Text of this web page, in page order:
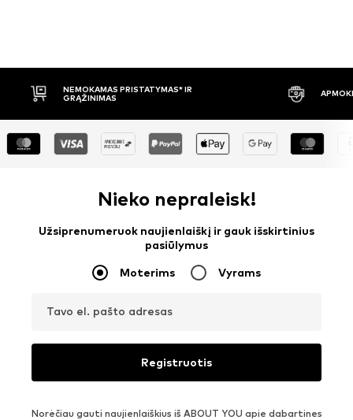
NEMOKAMAS PRISTATYMAS* IR
GRĄŽINIMAS
APMOKĖJIMAS
Nieko nepraleisk!
Užsiprenumeruok naujienlaiškį ir gauk išskirtinius
pasiūlymus
Moterims Vyrams
Tavo el. pašto adresas
Registruotis
Norėčiau gauti naujienlaiškius iš ABOUT YOU apie dabartines